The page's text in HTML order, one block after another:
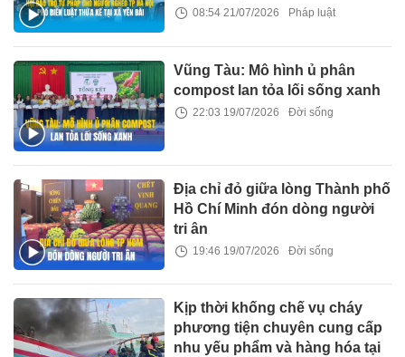
08:54 21/07/2026 Pháp luật
Vũng Tàu: Mô hình ủ phân
compost lan tỏa lối sống xanh
22:03 19/07/2026 Đời sống
Địa chỉ đỏ giữa lòng Thành phố
Hồ Chí Minh đón dòng người
tri ân
19:46 19/07/2026 Đời sống
Kịp thời khống chế vụ cháy
phương tiện chuyên cung cấp
nhu yếu phẩm và hàng hóa tại